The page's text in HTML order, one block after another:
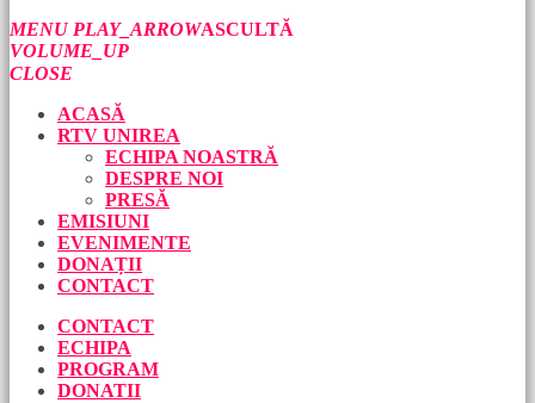
MENU PLAY_ARROWASCULTĂ
VOLUME_UP
CLOSE
ACASĂ
RTV UNIREA
ECHIPA NOASTRĂ
DESPRE NOI
PRESĂ
EMISIUNI
EVENIMENTE
DONAȚII
CONTACT
CONTACT
ECHIPA
PROGRAM
DONATII